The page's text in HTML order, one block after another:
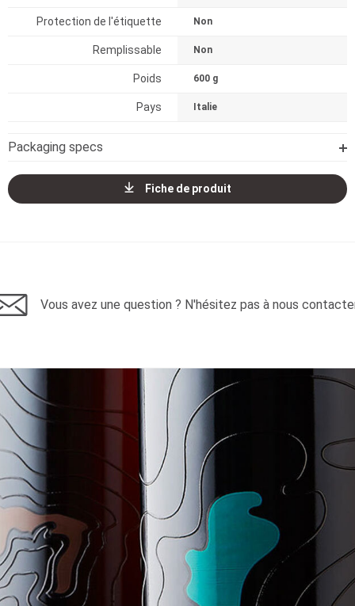
Protection de l'étiquette Non
Remplissable Non
Poids 600 g
Pays Italie
Packaging specs
Fiche de produit
Vous avez une question ? N'hésitez pas à nous